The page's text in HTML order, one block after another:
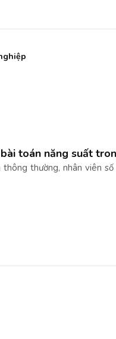
toán năng suất
thường, nhân viên